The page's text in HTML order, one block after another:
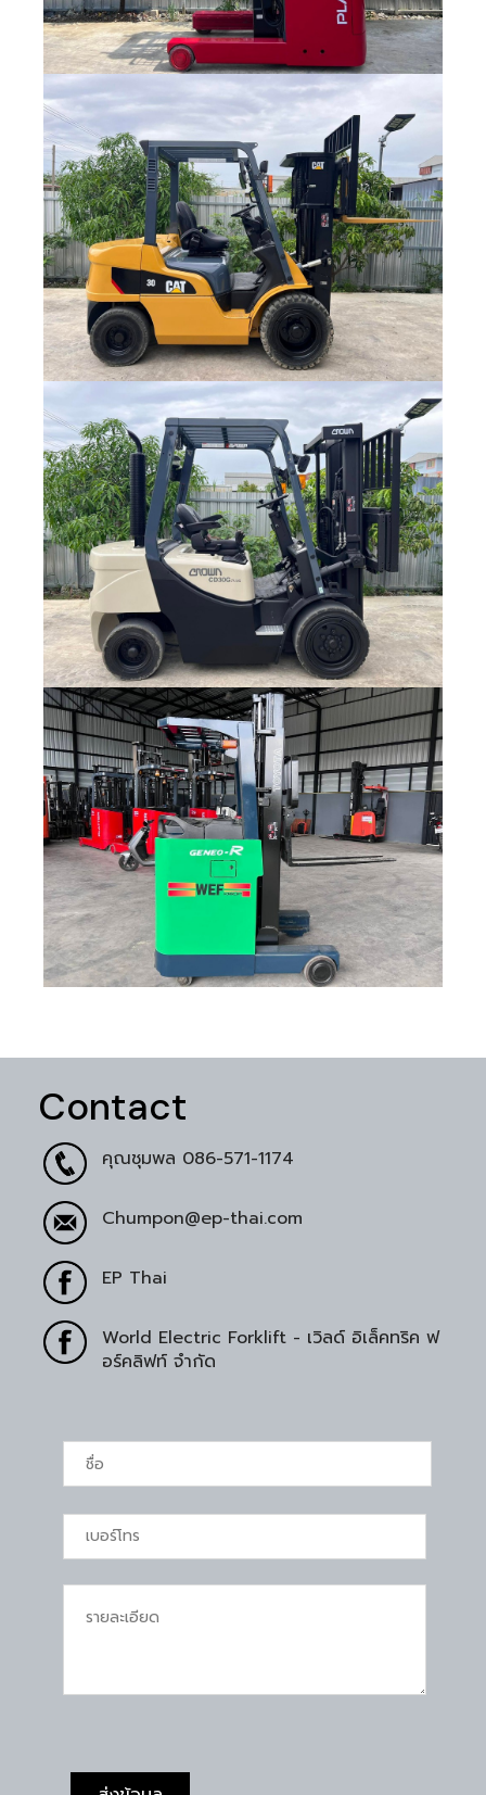
Contact
คุณชุมพล 086-571-1174
Chumpon@ep-thai.com
EP Thai
World Electric Forklift - เวิลด์ อิเล็คทริค ฟ
อร์คลิฟท์ จำกัด